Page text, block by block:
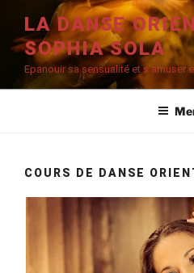
contenu
principal
LA DANSE
SOPHIA SOLA
Epanouir sa sensualité et s'amuser
COURS DE DANSE